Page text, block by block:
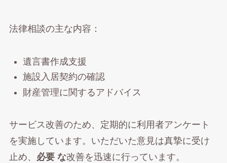
法律相談の主な内容：
遺言書作成支援
施設入居契約の確認
財産管理に関するアドバイス
サービス改善のため、定期的に利用者アンケート
を実施しています。いただいた意見は真摯に受け
止め、 必要 な改善を迅速に行っています。